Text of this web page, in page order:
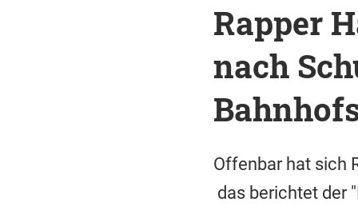
Rapper
nach
Offenbar hat sich
das berichtet der